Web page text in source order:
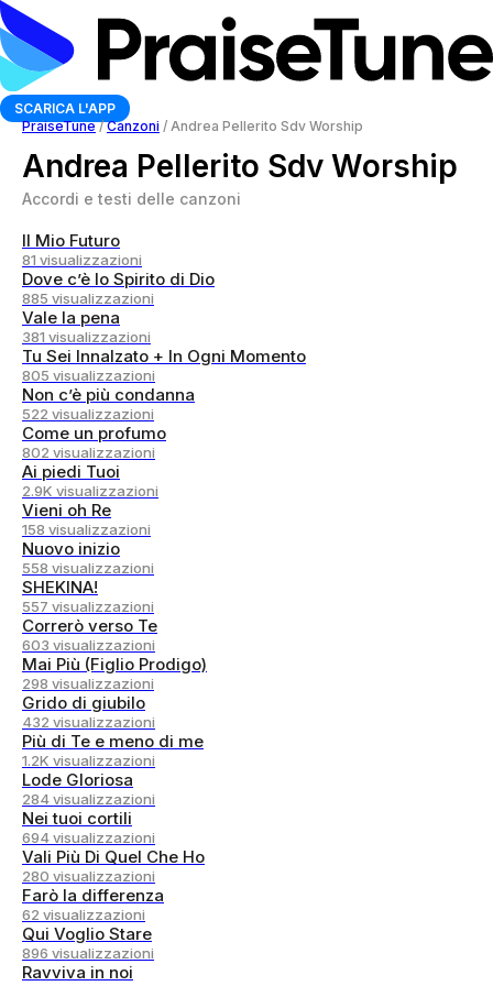
SCARICA L'APP
PraiseTune / Canzoni / Andrea Pellerito Sdv Worship
Andrea Pellerito Sdv Worship
Accordi e testi delle canzoni
Il Mio Futuro
81 visualizzazioni
Dove c’è lo Spirito di Dio
885 visualizzazioni
Vale la pena
381 visualizzazioni
Tu Sei Innalzato + In Ogni Momento
805 visualizzazioni
Non c’è più condanna
522 visualizzazioni
Come un profumo
802 visualizzazioni
Ai piedi Tuoi
2.9K visualizzazioni
Vieni oh Re
158 visualizzazioni
Nuovo inizio
558 visualizzazioni
SHEKINA!
557 visualizzazioni
Correrò verso Te
603 visualizzazioni
Mai Più (Figlio Prodigo)
298 visualizzazioni
Grido di giubilo
432 visualizzazioni
Più di Te e meno di me
1.2K visualizzazioni
Lode Gloriosa
284 visualizzazioni
Nei tuoi cortili
694 visualizzazioni
Vali Più Di Quel Che Ho
280 visualizzazioni
Farò la differenza
62 visualizzazioni
Qui Voglio Stare
896 visualizzazioni
Ravviva in noi